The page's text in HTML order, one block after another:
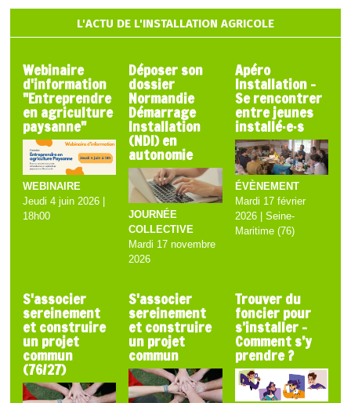
L'ACTU DE L'INSTALLATION AGRICOLE
Webinaire
d'information
"Entreprendre
en agriculture
paysanne"
WEBINAIRE
Jeudi 4 juin 2026 |
18h00
Déposer son
dossier
Normandie
Démarrage
Installation
(NDI) en
autonomie
JOURNÉE
COLLECTIVE
Mardi 17 novembre
2026
Apéro
Installation –
Se rencontrer
entre jeunes
installé·e·s
ÉVÈNEMENT
Mardi 17 février
2026 | Seine-
Maritime (76)
S'associer
sereinement
et construire
un projet
commun
(76/27)
S'associer
sereinement
et construire
un projet
commun
Trouver du
foncier pour
s’installer -
Comment s’y
prendre ?